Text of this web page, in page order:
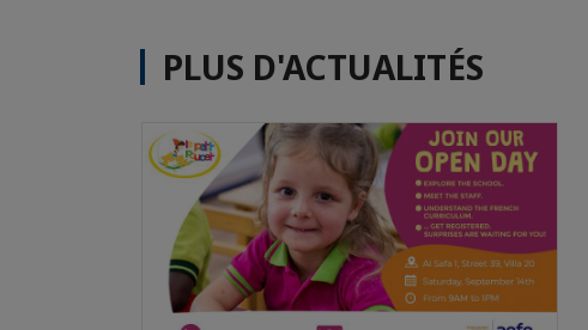
PLUS D'ACTUALITÉS